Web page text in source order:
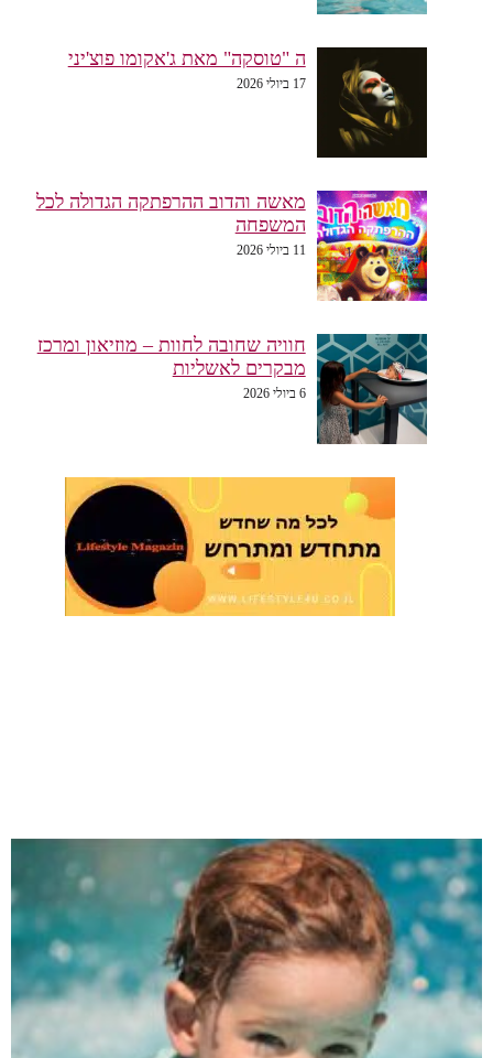
ה "טוסקה" מאת ג'אקומו פוצ'יני
17 ביולי 2026
מאשה והדוב ההרפתקה הגדולה לכל
המשפחה
11 ביולי 2026
חוויה שחובה לחוות – מוזיאון ומרכז
מבקרים לאשליות
6 ביולי 2026